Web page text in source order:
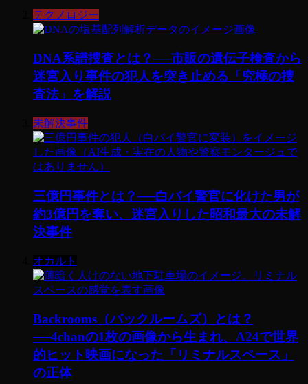
テクノロジー
DNA系譜捜査とは？──市販の遺伝子検査から
迷宮入り事件の犯人を突き止める「究極の捜
査法」を解説
未解決事件
三億円事件とは？──白バイ警官に化けた男が
約3億円を奪い、迷宮入りした昭和最大の未解
決事件
オカルト
Backrooms（バックルームズ）とは？
──4chanの1枚の画像から生まれ、A24で世界
的ヒット映画になった「リミナルスペース」
の正体